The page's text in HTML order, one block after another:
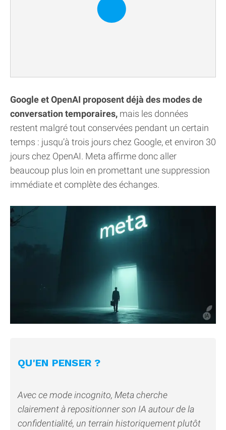
Google et OpenAI proposent déjà des modes de
conversation temporaires, mais les données
restent malgré tout conservées pendant un certain
temps : jusqu’à trois jours chez Google, et environ 30
jours chez OpenAI. Meta affirme donc aller
beaucoup plus loin en promettant une suppression
immédiate et complète des échanges.
QU'EN PENSER ?
Avec ce mode incognito, Meta cherche
clairement à repositionner son IA autour de la
confidentialité, un terrain historiquement plutôt